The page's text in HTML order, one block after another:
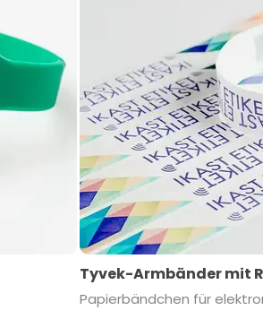
Tyvek-Armbänder mit
Papierbändchen für